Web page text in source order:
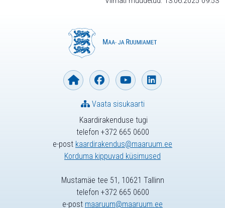
Kaardirakenduse tugi
telefon +372 665 0600
e-post kaardirakendus@maaruum.ee
Korduma kippuvad küsimused
Vaata sisukaarti
Mustamäe tee 51, 10621 Tallinn
telefon +372 665 0600
e-post maaruum@maaruum.ee